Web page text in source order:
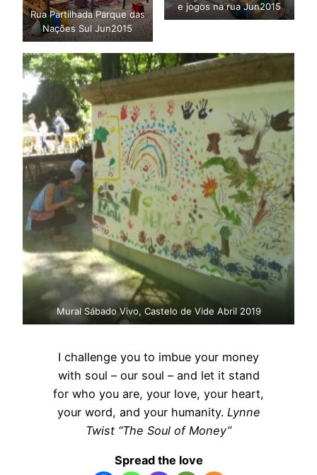
Rua Partilhada Parque das
Nações Sul Jun2015
e jogos na rua Jun2015
Mural Sábado Vivo, Castelo de Vide Abril 2019
I challenge you to imbue your money
with soul – our soul – and let it stand
for who you are, your love, your heart,
your word, and your humanity. Lynne
Twist “The Soul of Money”
Spread the love